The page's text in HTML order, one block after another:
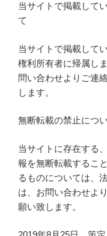
当サイトで掲載して
て
当サイトで掲載して
権利所有者に帰属し
問い合わせよりご連
します。
無断転載の禁止につ
当サイトに存在する
報を無断転載するこ
るものについては、
は、お問い合わせよ
願い致します。